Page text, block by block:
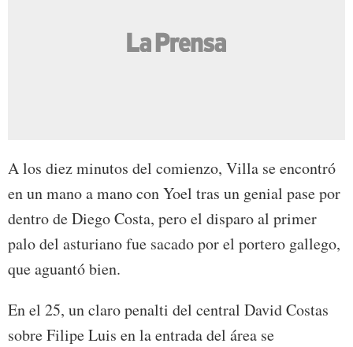
A los diez minutos del comienzo, Villa se encontró
en un mano a mano con Yoel tras un genial pase por
dentro de Diego Costa, pero el disparo al primer
palo del asturiano fue sacado por el portero gallego,
que aguantó bien.
En el 25, un claro penalti del central David Costas
sobre Filipe Luis en la entrada del área se